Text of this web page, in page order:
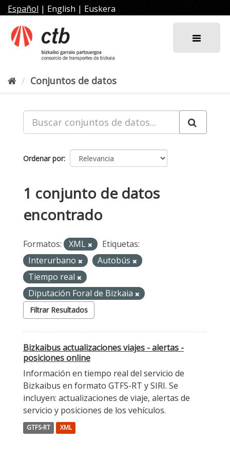
al
contenido
Español | English | Euskera
Conjuntos de datos
Ordenar por
1 conjunto de datos
encontrado
Formatos: XML
Etiquetas:
Interurbano
Autobús
Tiempo real
Diputación Foral de Bizkaia
Filtrar Resultados
Bizkaibus actualizaciones viajes - alertas -
posiciones online
Información en tiempo real del servicio de
Bizkaibus en formato GTFS-RT y SIRI. Se
incluyen: actualizaciones de viaje, alertas de
servicio y posiciones de los vehículos.
GTFS-RT XML